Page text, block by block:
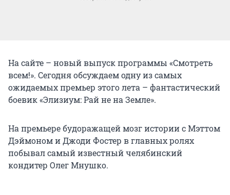
На сайте – новый выпуск программы «Смотреть
всем!». Сегодня обсуждаем одну из самых
ожидаемых премьер этого лета – фантастический
боевик «Элизиум: Рай не на Земле».
На премьере будоражащей мозг истории с Мэттом
Дэймоном и Джоди Фостер в главных ролях
побывал самый известный челябинский
кондитер Олег Мнушко.